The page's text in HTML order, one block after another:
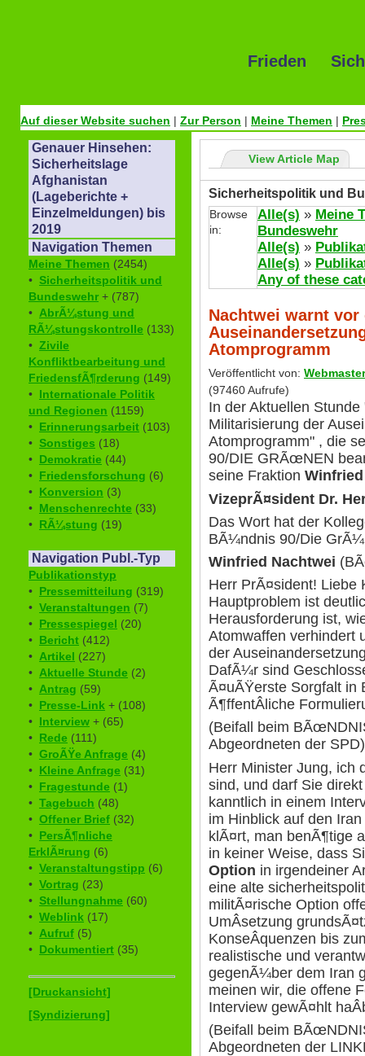
Frieden
Auf dieser Website suchen | Zur Person | Meine Themen |
Genauer Hinsehen:
Sicherheitslage
Afghanistan
(Lageberichte +
Einzelmeldungen) bis
2019
Navigation Themen
Meine Themen (2454)
• Sicherheitspolitik und
Bundeswehr + (787)
• AbrÃ¼stung und
RÃ¼stungskontrolle (133)
• Zivile
Konfliktbearbeitung und
FriedensfÃ¶rderung (149)
• Internationale Politik
und Regionen (1159)
• Erinnerungsarbeit (103)
• Sonstiges (18)
• Demokratie (44)
• Friedensforschung (6)
• Konversion (3)
• Menschenrechte (33)
• RÃ¼stung (19)
Navigation Publ.-Typ
Publikationstyp
• Pressemitteilung (319)
• Veranstaltungen (7)
• Pressespiegel (20)
• Bericht (412)
• Artikel (227)
• Aktuelle Stunde (2)
• Antrag (59)
• Presse-Link + (108)
• Interview + (65)
• Rede (111)
• GroÃŸe Anfrage (4)
• Kleine Anfrage (31)
• Fragestunde (1)
• Tagebuch (48)
• Offener Brief (32)
• PersÃ¶nliche
ErklÃ¤rung (6)
• Veranstaltungstipp (6)
• Vortrag (23)
• Stellungnahme (60)
• Weblink (17)
• Aufruf (5)
• Dokumentiert (35)
[Druckansicht]
[Syndizierung]
View Article Map
Sicherheitspolitik und
Browse
in:
Alle(s) » Meine
Bundeswehr
Alle(s) »
Alle(s) »
Any of these
Nachtwei warnt
Atomprogramm
Veröffentlicht von: Webmaster
(97460 Aufrufe)
In der Aktuellen
Militarisierung der
Atomprogramm" , die
90/DIE GRÃœNEN
seine Fraktion
VizeprÃ¤sident Dr.
Das Wort hat der
BÃ¼ndnis 90/Die
Winfried Nachtwei
Herr PrÃ¤sident! Liebe
Hauptproblem ist
Herausforderung ist,
Atomwaffen verhindert
der
DafÃ¼r sind
Ã¤uÃŸerste Sorgfalt in
Ã¶ffentÂ­liche
(Beifall beim
Abgeordneten der SPD)
Herr Minister Jung, ich
sind, und darf Sie
kanntlich in einem
im Hinblick auf den
klÃ¤rt, man benÃ¶tige
in keiner Weise, dass
Option in irgendeiner
eine alte
militÃ¤rische Option
UmÂ­setzung
KonseÂ­quenzen bis
realistische und
gegenÃ¼ber dem Iran
meinen wir, die offene
Interview gewÃ¤hlt
(Beifall beim
Abgeordneten der